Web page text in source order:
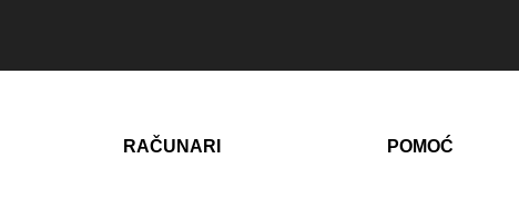
RAČUNARI POMOĆ